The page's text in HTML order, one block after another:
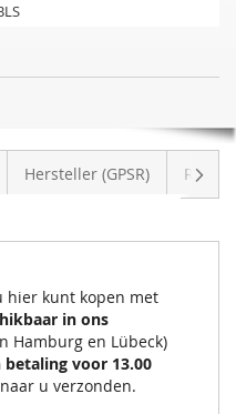
Hersteller (GPSR)
hier kunt kopen met
in ons
Hamburg en Lübeck)
betaling voor 13.00
naar u verzonden.